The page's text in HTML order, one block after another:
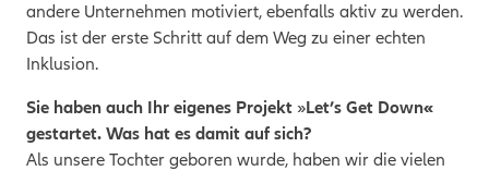
andere Unternehmen motiviert, ebenfalls aktiv zu werden.
Das ist der erste Schritt auf dem Weg zu einer echten
Inklusion.
Sie haben auch Ihr eigenes Projekt »Let’s Get Down«
gestartet. Was hat es damit auf sich?
Als unsere Tochter geboren wurde, haben wir die vielen